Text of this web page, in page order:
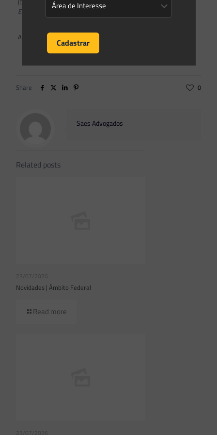
Este texto não substitui o publicado no DOE – ES de 28.11.2022.
ANEXOS
Facebook Comments
Share 0
Saes Advogados
Related posts
23/07/2026
Novidades | Âmbito Federal
Read more
23/07/2026